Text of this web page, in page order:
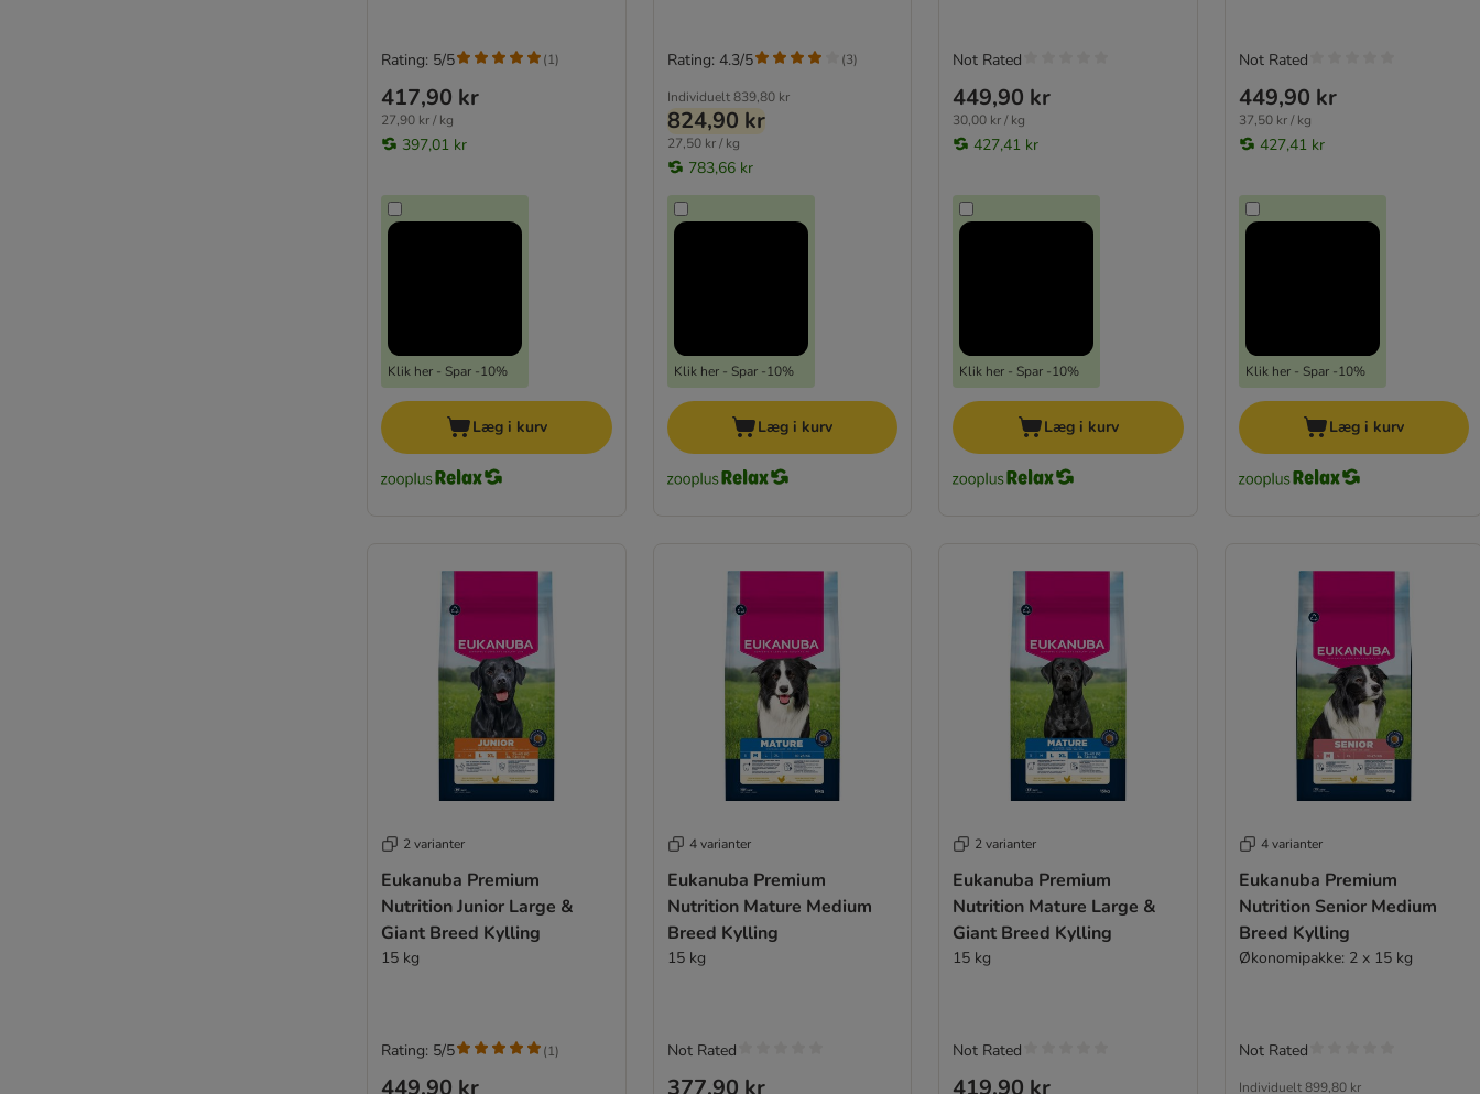
417,90 kr
27,90 kr / kg
397,01 kr
Klik her - Spar -10%
Rating: 5/5 (1)
Læg i kurv
Individuelt 839,80 kr
824,90 kr
27,50 kr / kg
783,66 kr
Klik her - Spar -10%
Rating: 4.3/5 (3)
Læg i kurv
449,90 kr
30,00 kr / kg
427,41 kr
Klik her - Spar -10%
Not Rated
Læg i kurv
449,90 kr
37,50 kr / kg
427,41 kr
Klik her - Spar -10%
Not Rated
Læg i kurv
2 varianter
Eukanuba Premium
Nutrition Junior Large &
Giant Breed Kylling
15 kg
Rating: 5/5 (1)
4 varianter
Eukanuba Premium
Nutrition Mature Medium
Breed Kylling
15 kg
Not Rated
2 varianter
Eukanuba Premium
Nutrition Mature Large &
Giant Breed Kylling
15 kg
Not Rated
4 varianter
Eukanuba Premium
Nutrition Senior Medium
Breed Kylling
Økonomipakke: 2 x 15 kg
Individuelt 899,80 kr
Not Rated